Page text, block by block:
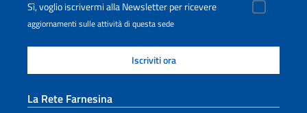
Sì, voglio iscrivermi alla Newsletter per ricevere
aggiornamenti sulle attività di questa sede
La Rete Farnesina